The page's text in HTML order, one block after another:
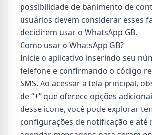
possibilidade de banimento de
usuários devem considerar esses
decidirem usar o WhatsApp GB.
Como usar o WhatsApp GB?
Inicie o aplicativo inserindo seu
telefone e confirmando o código
SMS. Ao acessar a tela principal,
de “+” que oferece opções
desse ícone, você pode explorar
configurações de notificação e até